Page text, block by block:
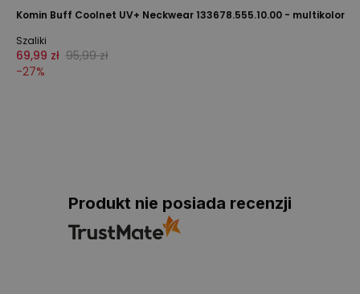
Komin Buff Coolnet UV+ Neckwear 133678.555.10.00 - multikolor
Szaliki
69,99 zł 95,99 zł
-27%
Produkt nie posiada recenzji